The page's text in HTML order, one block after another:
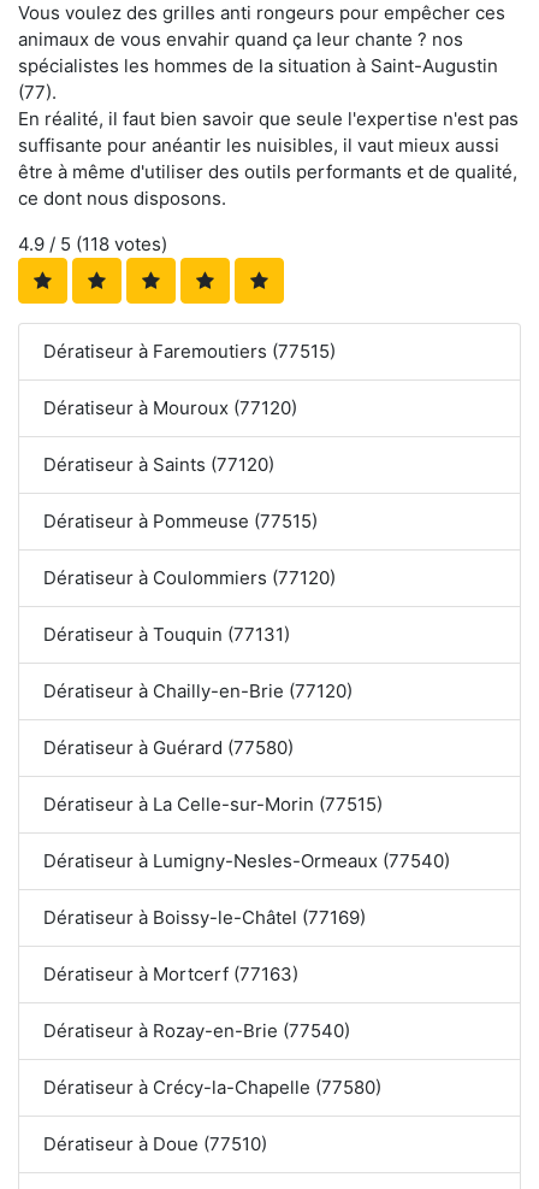
Vous voulez des grilles anti rongeurs pour empêcher ces
animaux de vous envahir quand ça leur chante ? nos
spécialistes les hommes de la situation à Saint-Augustin
(77).
En réalité, il faut bien savoir que seule l'expertise n'est pas
suffisante pour anéantir les nuisibles, il vaut mieux aussi
être à même d'utiliser des outils performants et de qualité,
ce dont nous disposons.
4.9 / 5 (118 votes)
Dératiseur à Faremoutiers (77515)
Dératiseur à Mouroux (77120)
Dératiseur à Saints (77120)
Dératiseur à Pommeuse (77515)
Dératiseur à Coulommiers (77120)
Dératiseur à Touquin (77131)
Dératiseur à Chailly-en-Brie (77120)
Dératiseur à Guérard (77580)
Dératiseur à La Celle-sur-Morin (77515)
Dératiseur à Lumigny-Nesles-Ormeaux (77540)
Dératiseur à Boissy-le-Châtel (77169)
Dératiseur à Mortcerf (77163)
Dératiseur à Rozay-en-Brie (77540)
Dératiseur à Crécy-la-Chapelle (77580)
Dératiseur à Doue (77510)